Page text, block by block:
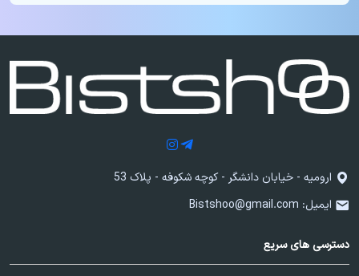
ارومیه - خیابان دانشگر - کوچه شکوفه - پلاک 53
ایمیل: Bistshoo@gmail.com
دسترسی های سریع